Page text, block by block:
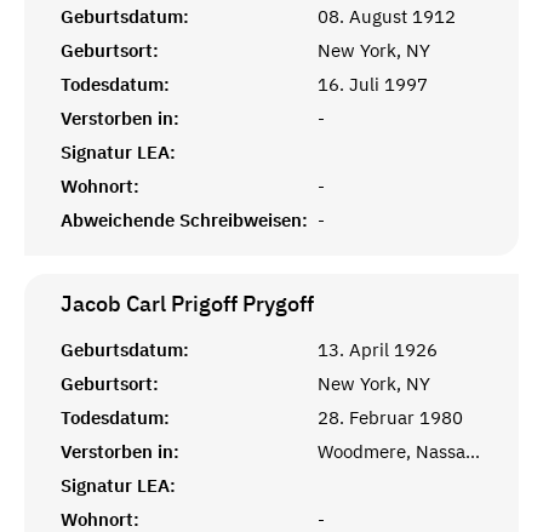
Geburtsdatum:
08. August 1912
Geburtsort:
New York, NY
Todesdatum:
16. Juli 1997
Verstorben in:
-
Signatur LEA:
Wohnort:
-
Abweichende Schreibweisen: -
Jacob Carl Prigoff Prygoff
Geburtsdatum:
13. April 1926
Geburtsort:
New York, NY
Todesdatum:
28. Februar 1980
Verstorben in:
Woodmere, Nassau, NY
Signatur LEA:
Wohnort:
-